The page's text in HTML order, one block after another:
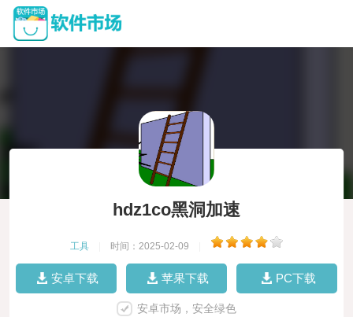
hdz1co黑洞加速
工具 时间：2025-02-09
安卓下载 苹果下载 PC下载
安卓市场，安全绿色